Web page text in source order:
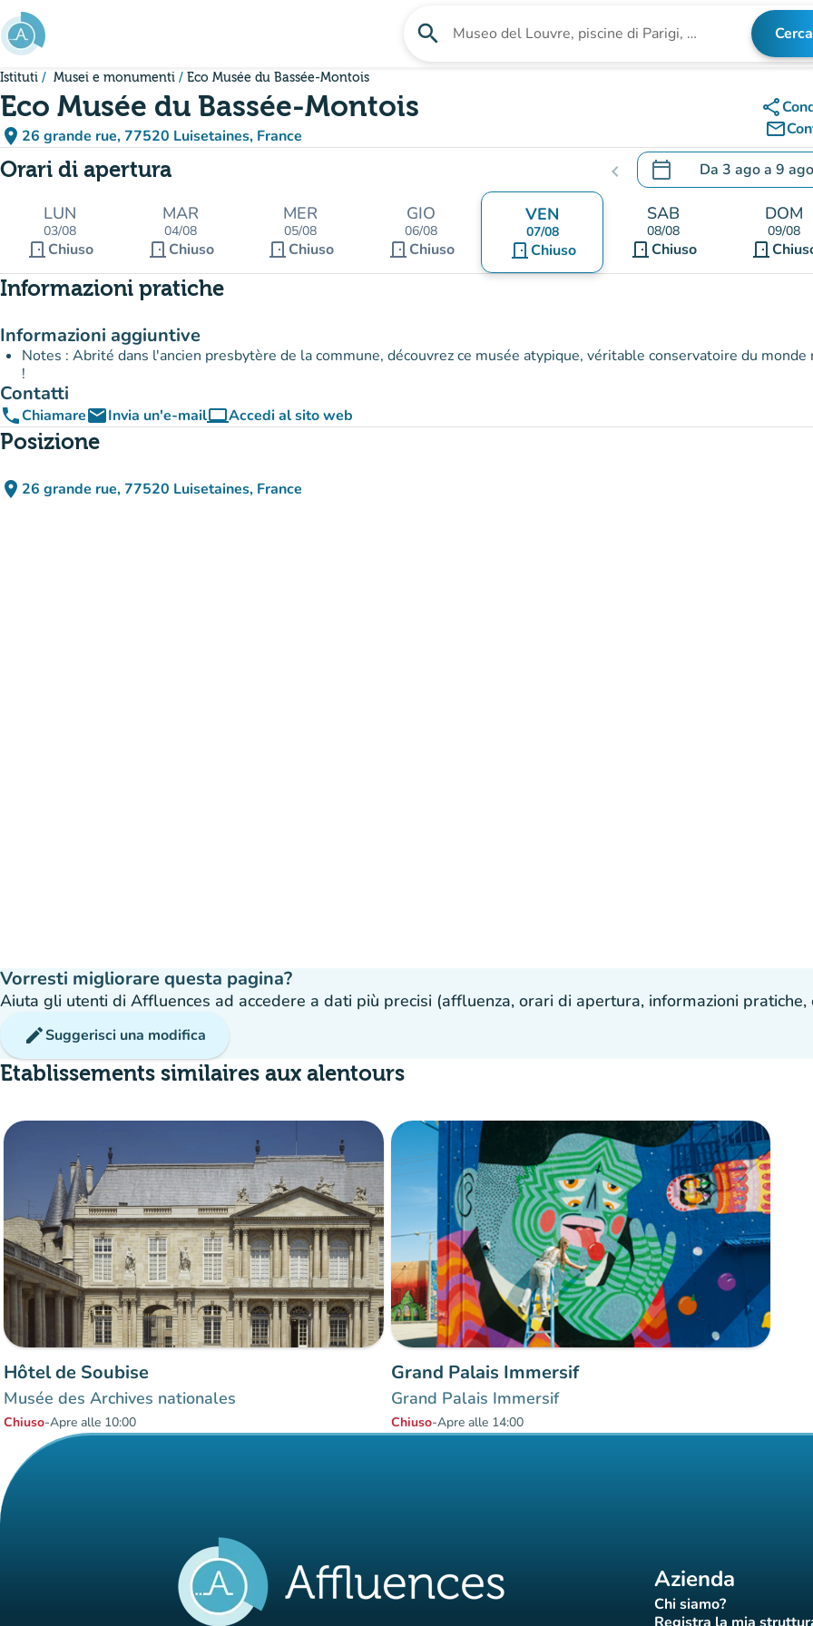
Vai al contenuto principale
search Cerca una struttura Cerca
Istituti Musei e monumenti Eco Musée du Bassée-Montois
Eco Musée du Bassée-Montois
place 26 grande rue, 77520 Luisetaines, France
(apri in Google Maps)
(nuova scheda)
share
mail_outline
Orari di apertura chevron_left calendar_today Da 3 agoa 9 ago
.Aprire il calendario per
LUN
03/08
door_front Chiuso
MAR
04/08
door_front Chiuso
MER
05/08
door_front Chiuso
GIO
06/08
door_front Chiuso
VEN
07/08
door_front Chiuso
SAB
08/08
door_frontChiuso
DOM
09/08
door_front
Informazioni pratiche
Informazioni aggiuntive
Notes : Abrité dans l'ancien presbytère de la commune, découvrez ce musée atypique, véritable conservatoire du monde
!
Contatti
phoneChiamareemailInvia un'e-mailcomputerAccedi al sito web
(nuova scheda)
Posizione
place 26 grande rue, 77520 Luisetaines, France
(apri in Google Maps)
(nuova scheda)
Vorresti migliorare questa pagina?
Aiuta gli utenti di Affluences ad accedere a dati più precisi (affluenza, orari di apertura, informazioni pratiche,
editSuggerisci una modifica
Etablissements similaires aux alentours
Hôtel de Soubise
Musée des Archives nationales
Chiuso-Apre alle 10:00
Grand Palais Immersif
Grand Palais Immersif
Chiuso-Apre alle 14:00
Elementi 1 a 2 su 2
Azienda
Chi siamo?(nuova scheda)
Registra la mia